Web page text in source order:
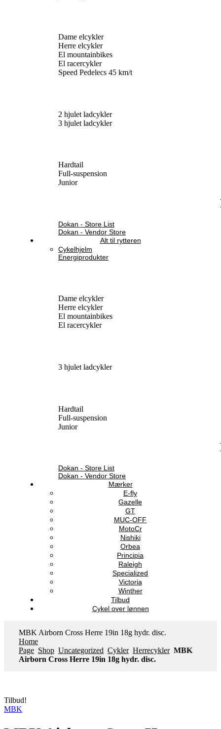
Dame elcykler
Herre elcykler
El mountainbikes
El racercykler
Speed Pedelecs 45 km/t
2 hjulet ladcykler
3 hjulet ladcykler
Hardtail
Full-suspension
Junior
Dokan - Store List
Dokan - Vendor Store
Alt til rytteren
Cykelhjelm
Energiprodukter
Dame elcykler
Herre elcykler
El mountainbikes
El racercykler
3 hjulet ladcykler
Hardtail
Full-suspension
Junior
Dokan - Store List
Dokan - Vendor Store
Mærker
E-fly
Gazelle
GT
MUC-OFF
MotoCr
Nishiki
Orbea
Principia
Raleigh
Specialized
Victoria
Winther
Tilbud
Cykel over lønnen
MBK Airborn Cross Herre 19in 18g hydr. disc.
Home
Page Shop Uncategorized Cykler Herrecykler MBK
Airborn Cross Herre 19in 18g hydr. disc.
Tilbud!
MBK